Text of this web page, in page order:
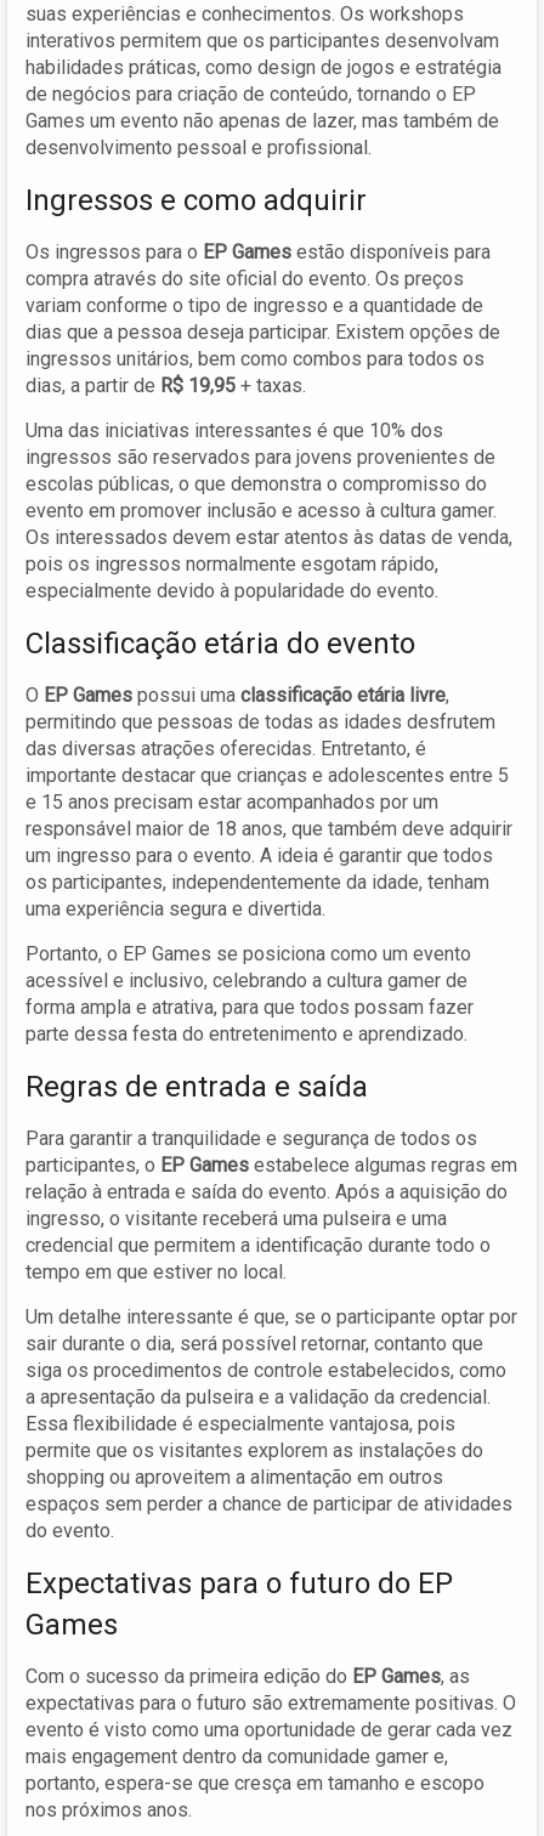
suas experiências e conhecimentos. Os workshops
interativos permitem que os participantes desenvolvam
habilidades práticas, como design de jogos e estratégia
de negócios para criação de conteúdo, tornando o EP
Games um evento não apenas de lazer, mas também de
desenvolvimento pessoal e profissional.
Ingressos e como adquirir
Os ingressos para o EP Games estão disponíveis para
compra através do site oficial do evento. Os preços
variam conforme o tipo de ingresso e a quantidade de
dias que a pessoa deseja participar. Existem opções de
ingressos unitários, bem como combos para todos os
dias, a partir de R$ 19,95 + taxas.
Uma das iniciativas interessantes é que 10% dos
ingressos são reservados para jovens provenientes de
escolas públicas, o que demonstra o compromisso do
evento em promover inclusão e acesso à cultura gamer.
Os interessados devem estar atentos às datas de venda,
pois os ingressos normalmente esgotam rápido,
especialmente devido à popularidade do evento.
Classificação etária do evento
O EP Games possui uma classificação etária livre,
permitindo que pessoas de todas as idades desfrutem
das diversas atrações oferecidas. Entretanto, é
importante destacar que crianças e adolescentes entre 5
e 15 anos precisam estar acompanhados por um
responsável maior de 18 anos, que também deve adquirir
um ingresso para o evento. A ideia é garantir que todos
os participantes, independentemente da idade, tenham
uma experiência segura e divertida.
Portanto, o EP Games se posiciona como um evento
acessível e inclusivo, celebrando a cultura gamer de
forma ampla e atrativa, para que todos possam fazer
parte dessa festa do entretenimento e aprendizado.
Regras de entrada e saída
Para garantir a tranquilidade e segurança de todos os
participantes, o EP Games estabelece algumas regras em
relação à entrada e saída do evento. Após a aquisição do
ingresso, o visitante receberá uma pulseira e uma
credencial que permitem a identificação durante todo o
tempo em que estiver no local.
Um detalhe interessante é que, se o participante optar por
sair durante o dia, será possível retornar, contanto que
siga os procedimentos de controle estabelecidos, como
a apresentação da pulseira e a validação da credencial.
Essa flexibilidade é especialmente vantajosa, pois
permite que os visitantes explorem as instalações do
shopping ou aproveitem a alimentação em outros
espaços sem perder a chance de participar de atividades
do evento.
Expectativas para o futuro do EP
Games
Com o sucesso da primeira edição do EP Games, as
expectativas para o futuro são extremamente positivas. O
evento é visto como uma oportunidade de gerar cada vez
mais engagement dentro da comunidade gamer e,
portanto, espera-se que cresça em tamanho e escopo
nos próximos anos.